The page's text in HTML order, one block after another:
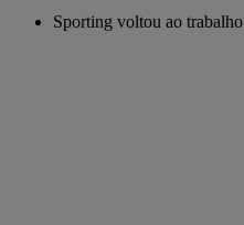
Sporting voltou ao